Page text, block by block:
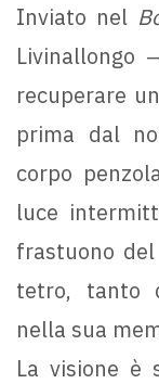
Inviato nel
Livinallongo
recuperare
prima dal
corpo
luce
frastuono
tetro, tanto
nella sua
La visione è